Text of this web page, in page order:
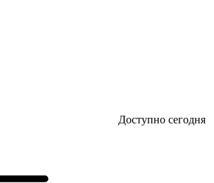
Доступно сегодня